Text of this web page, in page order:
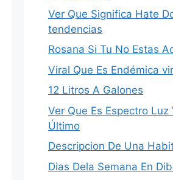
Ver Que Significa Hate
tendencias
Rosana Si Tu No Estas
Viral Que Es Endémica
12 Litros A Galones
Ver Que Es Espectro Luz
Último
Descripcion De Una
Dias Dela Semana En